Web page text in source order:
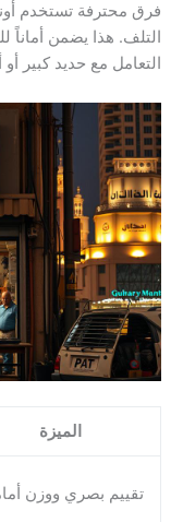
فرق محترفة تستخدم
التلف. هذا يضمن
التعامل مع حديد كبير أو
الميزة
تقييم بصري ووزن